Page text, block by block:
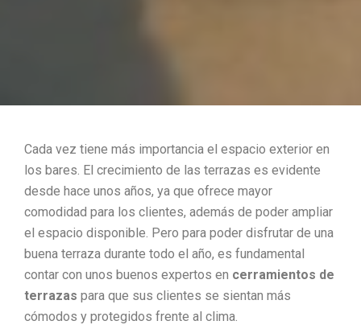
Cada vez tiene más importancia el espacio exterior en
los bares. El crecimiento de las terrazas es evidente
desde hace unos años, ya que ofrece mayor
comodidad para los clientes, además de poder ampliar
el espacio disponible. Pero para poder disfrutar de una
buena terraza durante todo el año, es fundamental
contar con unos buenos expertos en cerramientos de
terrazas para que sus clientes se sientan más
cómodos y protegidos frente al clima.